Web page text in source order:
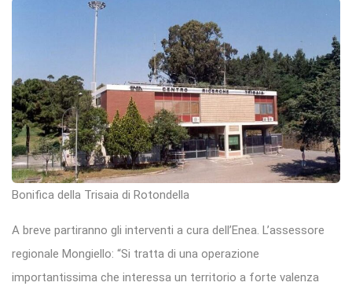
Bonifica della Trisaia di Rotondella
A breve partiranno gli interventi a cura dell’Enea. L’assessore
regionale Mongiello: “Si tratta di una operazione
importantissima che interessa un territorio a forte valenza